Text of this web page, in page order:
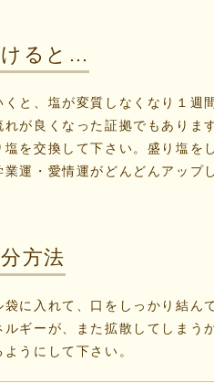
ると…
と、塩が変質しなくなり１週
が良くなった証拠でもありま
塩を交換して下さい。盛り塩を
運・愛情運がどんどんアップ
方法
に入れて、口をしっかり結ん
ルギーが、また拡散してしまう
うにして下さい。